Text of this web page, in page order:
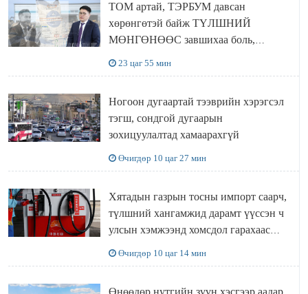
ТОМ артай, ТЭРБУМ давсан
хөрөнгөтэй байж ТҮЛШНИЙ
МӨНГӨНӨӨС завшихаа боль,
23 цаг 55 мин
Ногоон дугаартай тээврийн хэрэгсэл
тэгш, сондгой дугаарын
зохицуулалтад хамаарахгүй
Өчигдөр 10 цаг 27 мин
Хятадын газрын тосны импорт саарч,
түлшний хангамжид дарамт үүссэн ч
улсын хэмжээнд хомсдол гарахаас
Өчигдөр 10 цаг 14 мин
Өнөөдөр нутгийн зүүн хэсгээр аадар